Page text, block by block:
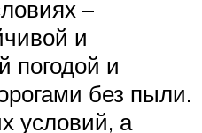
–
и
погодой и
без пыли.
условий, а